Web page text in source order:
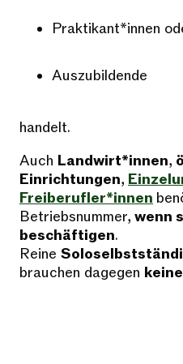
Praktikant*innen
Auszubildende
handelt.
Auch Landwirt*innen,
Einrichtungen,
Freiberufler*innen
Betriebsnummer, wenn
beschäftigen.
Reine
brauchen dagegen keine